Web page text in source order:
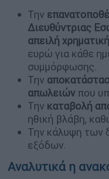
Την
Διευθύντριας
απειλή
ευρώ για κάθε
συμμόρφωσης.
Την
απωλειών που
Την καταβολή
ηθική βλάβη,
Την κάλυψη των
εξόδων.
Αναλυτικά η